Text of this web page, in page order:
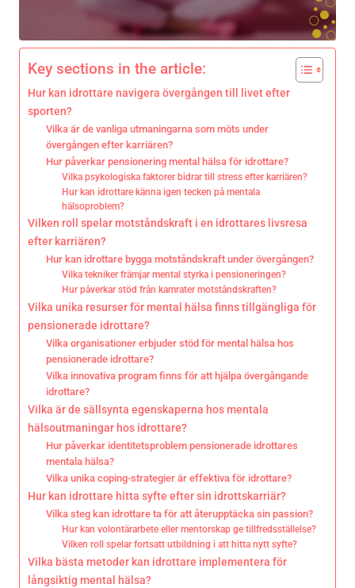
Key sections in the article:
Hur kan idrottare navigera övergången till livet efter
sporten?
Vilka är de vanliga utmaningarna som möts under
övergången efter karriären?
Hur påverkar pensionering mental hälsa för idrottare?
Vilka psykologiska faktorer bidrar till stress efter karriären?
Hur kan idrottare känna igen tecken på mentala
hälsoproblem?
Vilken roll spelar motståndskraft i en idrottares livsresa
efter karriären?
Hur kan idrottare bygga motståndskraft under övergången?
Vilka tekniker främjar mental styrka i pensioneringen?
Hur påverkar stöd från kamrater motståndskraften?
Vilka unika resurser för mental hälsa finns tillgängliga för
pensionerade idrottare?
Vilka organisationer erbjuder stöd för mental hälsa hos
pensionerade idrottare?
Vilka innovativa program finns för att hjälpa övergångande
idrottare?
Vilka är de sällsynta egenskaperna hos mentala
hälsoutmaningar hos idrottare?
Hur påverkar identitetsproblem pensionerade idrottares
mentala hälsa?
Vilka unika coping-strategier är effektiva för idrottare?
Hur kan idrottare hitta syfte efter sin idrottskarriär?
Vilka steg kan idrottare ta för att återupptäcka sin passion?
Hur kan volontärarbete eller mentorskap ge tillfredsställelse?
Vilken roll spelar fortsatt utbildning i att hitta nytt syfte?
Vilka bästa metoder kan idrottare implementera för
långsiktig mental hälsa?